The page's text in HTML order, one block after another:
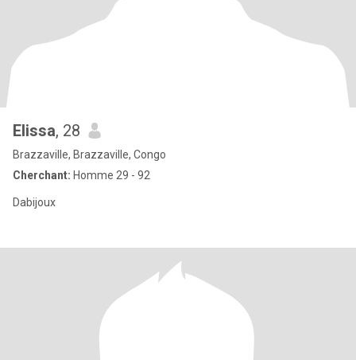
Elissa, 28
Brazzaville, Brazzaville, Congo
Cherchant: Homme 29 - 92
Dabijoux